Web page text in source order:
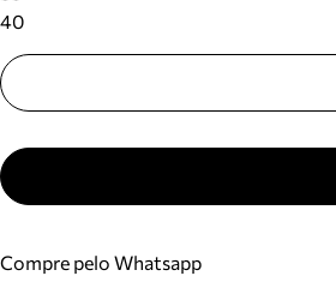
40
Compre pelo Whatsapp